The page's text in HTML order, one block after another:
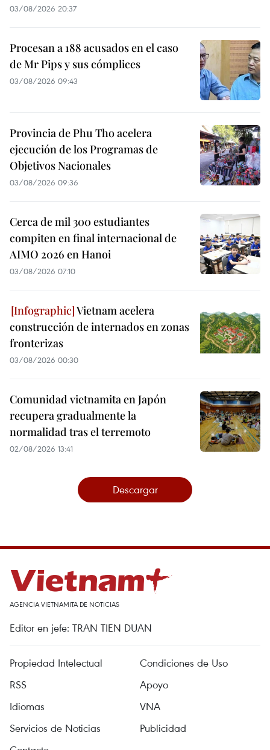
03/08/2026 20:37
Procesan a 188 acusados en el caso
de Mr Pips y sus cómplices
03/08/2026 09:43
Provincia de Phu Tho acelera
ejecución de los Programas de
Objetivos Nacionales
03/08/2026 09:36
Cerca de mil 300 estudiantes
compiten en final internacional de
AIMO 2026 en Hanoi
03/08/2026 07:10
Vietnam acelera
construcción de internados en zonas
fronterizas
03/08/2026 00:30
Comunidad vietnamita en Japón
recupera gradualmente la
normalidad tras el terremoto
02/08/2026 13:41
Descargar
AGENCIA VIETNAMITA DE NOTICIAS
Editor en jefe: TRAN TIEN DUAN
Propiedad Intelectual
Condiciones de Uso
RSS
Apoyo
Idiomas
VNA
Servicios de Noticias
Publicidad